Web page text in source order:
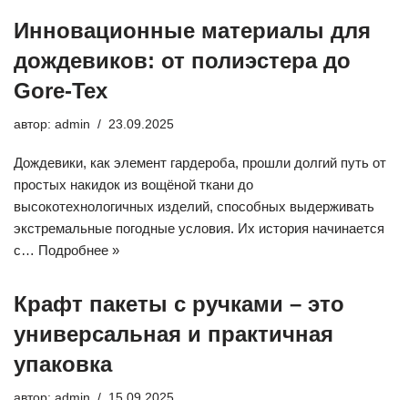
Инновационные материалы для
дождевиков: от полиэстера до
Gore-Tex
автор: admin 23.09.2025
Дождевики, как элемент гардероба, прошли долгий путь от
простых накидок из вощёной ткани до
высокотехнологичных изделий, способных выдерживать
экстремальные погодные условия. Их история начинается
с… Подробнее »
Крафт пакеты с ручками – это
универсальная и практичная
упаковка